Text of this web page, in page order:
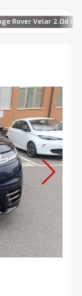
Rover Velar 2.0d i4